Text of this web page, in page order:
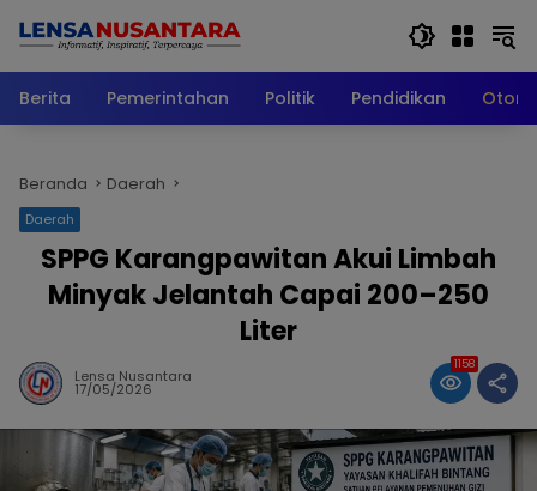
Berita
Pemerintahan Politik Pendidikan
Beranda Daerah
Daerah
SPPG Karangpawitan Akui Limbah
Minyak Jelantah Capai 200–250
Liter
Lensa Nusantara
17/05/2026
1158